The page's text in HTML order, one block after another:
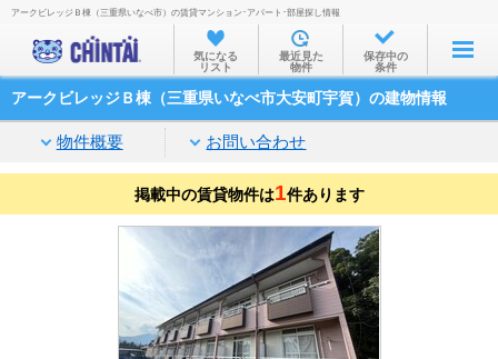
お部屋を探す
沿線・駅から
住所から
家賃相場から
通勤通学時間から
物件特集から
不動産会社から
TOP
アークビレッジＢ棟（三重県いなべ市）の賃貸マンション･アパート･部屋探し情報
気になる
リスト
最近見た
物件
保存中の
条件
アークビレッジＢ棟（三重県いなべ市大安町宇賀）の建物情報
物件概要 お問い合わせ
掲載中の賃貸物件は1件あります